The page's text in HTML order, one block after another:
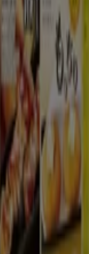
ングを改革するIT企
スト
ます
バック